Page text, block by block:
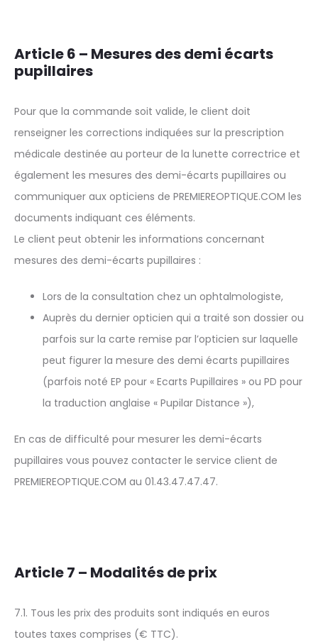
Article 6 – Mesures des demi écarts
pupillaires
Pour que la commande soit valide, le client doit
renseigner les corrections indiquées sur la prescription
médicale destinée au porteur de la lunette correctrice et
également les mesures des demi-écarts pupillaires ou
communiquer aux opticiens de PREMIEREOPTIQUE.COM les
documents indiquant ces éléments.
Le client peut obtenir les informations concernant
mesures des demi-écarts pupillaires :
Lors de la consultation chez un ophtalmologiste,
Auprès du dernier opticien qui a traité son dossier ou
parfois sur la carte remise par l’opticien sur laquelle
peut figurer la mesure des demi écarts pupillaires
(parfois noté EP pour « Ecarts Pupillaires » ou PD pour
la traduction anglaise « Pupilar Distance »),
En cas de difficulté pour mesurer les demi-écarts
pupillaires vous pouvez contacter le service client de
PREMIEREOPTIQUE.COM au 01.43.47.47.47.
Article 7 – Modalités de prix
7.1. Tous les prix des produits sont indiqués en euros
toutes taxes comprises (€ TTC).